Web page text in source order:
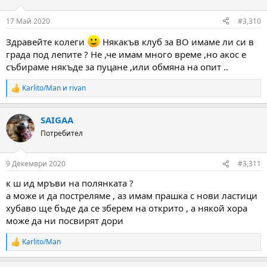
17 Май 2020 #3,310
Здравейте колеги
Някакъв клуб за ВО имаме ли си в
града под лепите ? Не ,че имам много време ,но акос е
събираме някъде за пуцане ,или обмяна на опит ..
R
e
c
t
i
s
Karlito/Man и rivan
SAIGAA
Потребител
9 Декември 2020 #3,311
к ш ид мръви на полянката ?
а може и да постреляме , аз имам прашка с нови ластици
хубаво ще бъде да се зберем на открито , а някой хора
може да ни посвирят дори
R
e
Karlito/Man